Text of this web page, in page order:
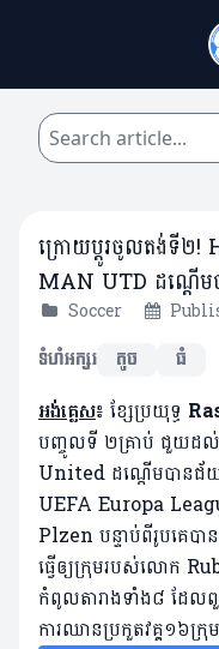
ក្រោយប្តូរចូលតង់ទី២!
MAN UTD ដណ្តើម
Soccer
ទំហំអក្សរ
តូច ធំ
អង់គ្លេស៖ ខ្សែប្រយុទ្ធ
បញ្ចូលទី ២គ្រាប់ ជួយដ
United ដណ្តើមបានជ័
UEFA Europa
Plzen បន្ទាប់ពីរូបគេប
ធ្វើឲ្យក្រុមរបស់លោក
កំពូលតារាងទាំង៨ ដែល
ការឈានប្រកួតវគ្គ១៦ក្